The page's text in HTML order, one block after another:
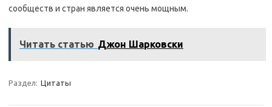
сообществ и стран является очень мощным.
Читать статью Джон Шарковски
Раздел: Цитаты